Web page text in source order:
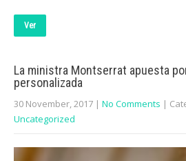
Ver
La ministra Montserrat apuesta
personalizada
30 November, 2017 | No Comments |
Uncategorized